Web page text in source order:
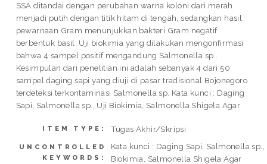
SSA ditandai dengan perubahan warna koloni dari merah
menjadi putih dengan titik hitam di tengah, sedangkan hasil
pewarnaan Gram menunjukkan bakteri Gram negatif
berbentuk basil. Uji biokimia yang dilakukan mengonfirmasi
bahwa 4 sampel positif mengandung Salmonella sp..
Kesimpulan dari penelitian ini adalah sebanyak 4 dari 50
sampel daging sapi yang diuji di pasar tradisional Bojonegoro
terdeteksi terkontaminasi Salmonella sp. Kata kunci : Daging
Sapi, Salmonella sp., Uji Biokimia, Salmonella Shigela Agar
ITEM TYPE: Tugas Akhir/Skripsi
UNCONTROLLED
KEYWORDS:
Kata kunci : Daging Sapi, Salmonella sp.,
Biokimia, Salmonella Shigela Agar